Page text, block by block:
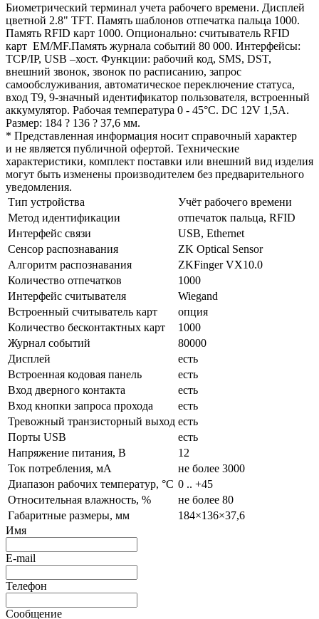
Биометрический терминал учета рабочего времени. Дисплей
цветной 2.8" TFT. Память шаблонов отпечатка пальца 1000.
Память RFID карт 1000. Опционально: считыватель RFID
карт EM/MF.Память журнала событий 80 000. Интерфейсы:
TCP/IP, USB –хост. Функции: рабочий код, SMS, DST,
внешний звонок, звонок по расписанию, запрос
самообслуживания, автоматическое переключение статуса,
вход Т9, 9-значный идентификатор пользователя, встроенный
аккумулятор. Рабочая температура 0 - 45°C. DC 12V 1,5A.
Размер: 184 ? 136 ? 37,6 мм.
* Представленная информация носит справочный характер
и не является публичной офертой. Технические
характеристики, комплект поставки или внешний вид изделия
могут быть изменены производителем без предварительного
уведомления.
Тип устройства
Учёт рабочего времени
Метод идентификации
отпечаток пальца, RFID
Интерфейс связи
USB, Ethernet
Сенсор распознавания
ZK Optical Sensor
Алгоритм распознавания
ZKFinger VX10.0
Количество отпечатков
1000
Интерфейс считывателя
Wiegand
Встроенный считыватель карт
опция
Количество бесконтактных карт
1000
Журнал событий
80000
Дисплей
есть
Встроенная кодовая панель
есть
Вход дверного контакта
есть
Вход кнопки запроса прохода
есть
Тревожный транзисторный выход есть
Порты USB
есть
Напряжение питания, В
12
Ток потребления, мА
не более 3000
Диапазон рабочих температур, °C 0 .. +45
Относительная влажность, %
не более 80
Габаритные размеры, мм
184×136×37,6
Имя
E-mail
Телефон
Сообщение